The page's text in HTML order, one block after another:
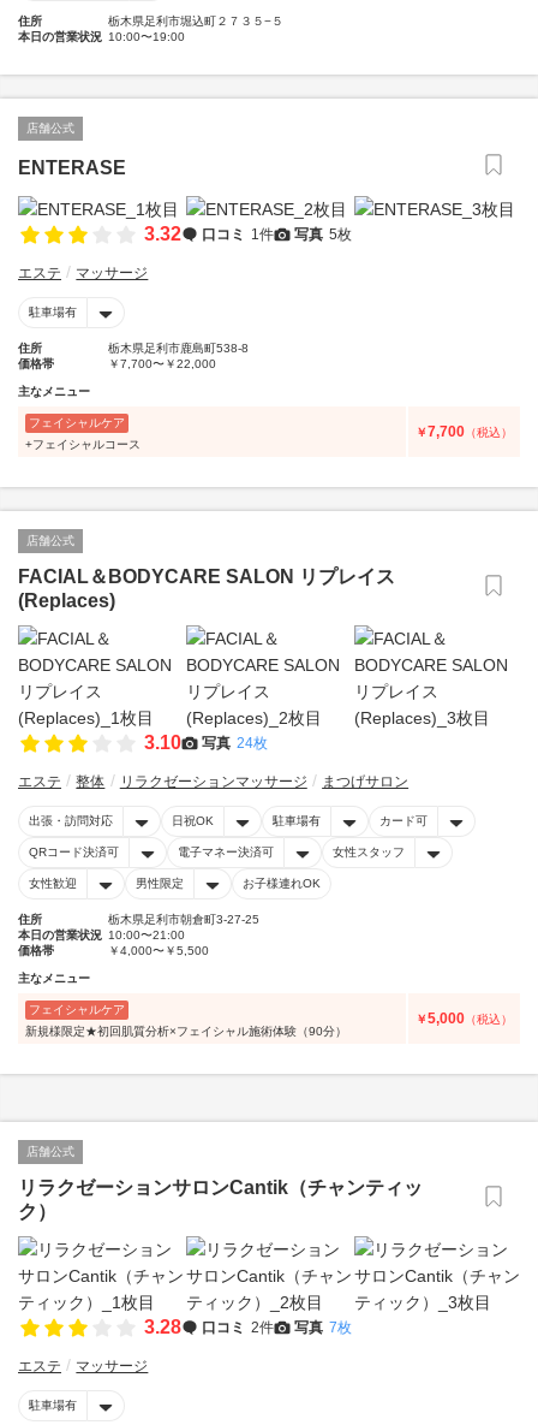
住所
栃木県足利市堀込町２７３５−５
本日の営業状況 10:00〜19:00
店舗公式
ENTERASE
3.32 口コミ 1件 写真 5枚
エステ マッサージ
駐車場有
住所
栃木県足利市鹿島町538-8
価格帯
￥7,700〜￥22,000
主なメニュー
フェイシャルケア
+フェイシャルコース
￥7,700 （税込）
店舗公式
FACIAL＆BODYCARE SALON リプレイス
(Replaces)
3.10 写真 24枚
エステ 整体 リラクゼーションマッサージ まつげサロン
出張・訪問対応 日祝OK 駐車場有 カード可
QRコード決済可 電子マネー決済可 女性スタッフ
女性歓迎 男性限定 お子様連れOK
住所
栃木県足利市朝倉町3-27-25
本日の営業状況 10:00〜21:00
価格帯
￥4,000〜￥5,500
主なメニュー
フェイシャルケア
新規様限定★初回肌質分析×フェイシャル施術体験（90分）
￥5,000 （税込）
店舗公式
リラクゼーションサロンCantik（チャンティッ
ク）
3.28 口コミ 2件 写真 7枚
エステ マッサージ
駐車場有